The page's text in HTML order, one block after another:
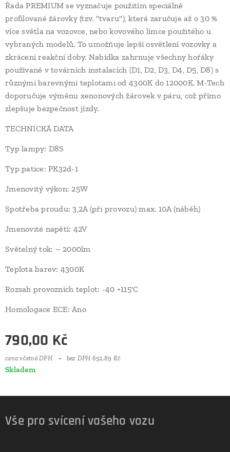
Řada PREMIUM se vyznačuje použitím speciálně
profilované žárovky (tzv. "tvaru"), která zaručuje až o 30 %
více světla na vozovce, nebo kovového límce použitého u
vybraných modelů. To umožňuje lepší osvětlení vozovky a
zkrácení reakční doby. Nabídka zahrnuje všechny hořáky
používané v továrních instalacích (D1, D2, D3, D4, D5, D8) s
různými barevnými teplotami od 4300K ​​do 12000K. M-Tech
doporučuje výměnu xenonových žárovek v páru, což přímo
zlepšuje bezpečnost jízdy.
TECHNICKÁ DATA
Typ lampy: D8S
Typ patice: PK32d-1
Jmenovitý výkon: 25W
Spotřeba proudu: 3,2A (při provozu) max. 10A (náběh)
Jmenovité napětí: 42V
Světelný tok: ~ 2000lm
Teplota barev: 4300K
Rozsah provozních teplot: -40 +115'C
Homologace ECE: Ano
790,00 Kč
cena včetně DPH bez DPH 652,89 Kč
Skladem
Vše pro svícení vašeho vozu